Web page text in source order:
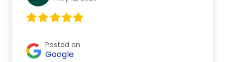
Posted on
Google